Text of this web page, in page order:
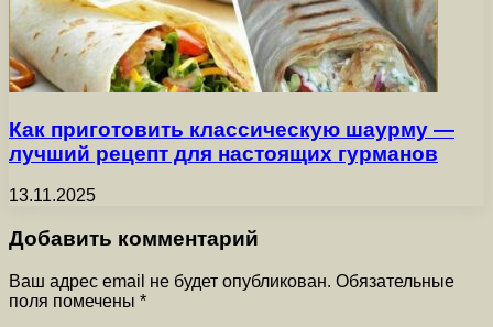
Как приготовить классическую шаурму —
лучший рецепт для настоящих гурманов
13.11.2025
Добавить комментарий
Ваш адрес email не будет опубликован. Обязательные
поля помечены *